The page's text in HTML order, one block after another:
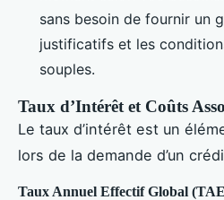
sans besoin de fournir un
justificatifs et les
souples.
Taux d’Intérêt et Coûts
Le taux d’intérêt est un
lors de la demande d’un
Taux Annuel Effectif Global